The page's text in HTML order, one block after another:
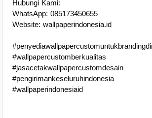
Hubungi Kami:
WhatsApp: 085173450655
Website: wallpaperindonesia.id
#wallpapercustomberkualitas
#jasacetakwallpapercustomdesain
#pengirimankeseluruhindonesia
#wallpaperindonesiaid